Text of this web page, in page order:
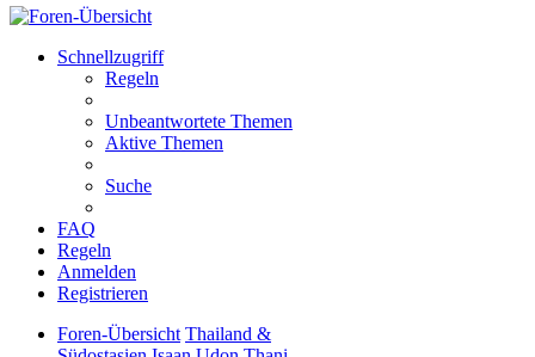
Schnellzugriff
Regeln
Unbeantwortete Themen
Aktive Themen
Suche
FAQ
Regeln
Anmelden
Registrieren
Foren-Übersicht Thailand &